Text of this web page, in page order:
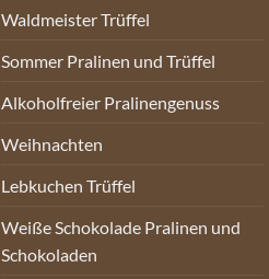
Waldmeister Trüffel
Sommer Pralinen und Trüffel
Alkoholfreier Pralinengenuss
Weihnachten
Lebkuchen Trüffel
Weiße Schokolade Pralinen und
Schokoladen